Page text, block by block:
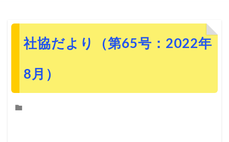
社協だより（第65号：2022年
8月）